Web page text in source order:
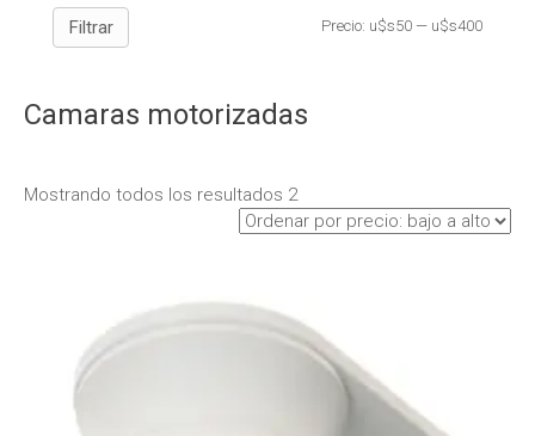
Filtrar Precio: u$s50 — u$s400
Camaras motorizadas
Mostrando todos los resultados 2